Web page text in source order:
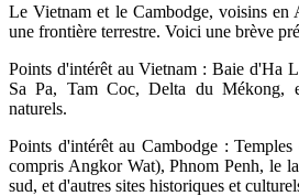
Le Vietnam et le Cambodge, voisins en
une frontière terrestre. Voici une brève
Points d'intérêt au Vietnam : Baie d'Ha
Sa Pa, Tam Coc, Delta du Mékong,
naturels.
Points d'intérêt au Cambodge :
compris Angkor Wat), Phnom Penh, le
sud, et d'autres sites historiques et